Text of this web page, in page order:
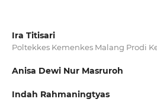
Ira Titisari
Poltekkes Kemenkes Malang Prodi
Anisa Dewi Nur Masruroh
Indah Rahmaningtyas